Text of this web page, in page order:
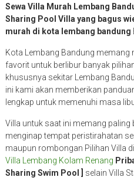
Sewa Villa Murah Lembang
Sharing Pool Villa yang bagus
murah di kota lembang bandung
Kota Lembang Bandung
favorit untuk berlibur banyak
khususnya sekitar Lembang
ini kami akan memberikan
lengkap untuk memenuhi masa
Villa untuk saat ini memang
menginap tempat peristirahatan
maupun rombongan Pilihan Villa
Villa Lembang Kolam Renang
Sharing Swim Pool ]
selain Villa